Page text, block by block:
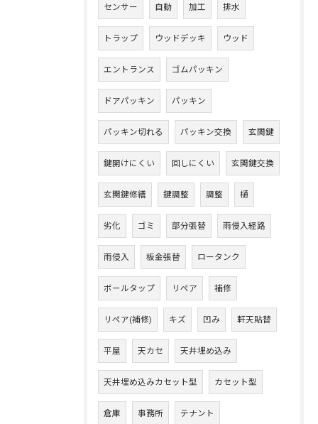
センサー 自動 加工 排水
トラップ ウッドデッキ ウッド
エントランス ゴムパッキン
ドアパッキン パッキン
パッキン切れる パッキン交換 玄関鍵
鍵開けにくい 回しにくい 玄関鍵交換
玄関鍵修繕 鍵調整 調整 樋
劣化 ゴミ 部分張替 雨侵入経路
雨侵入 板金張替 ロータンク
ボールタップ リペア 補修
リペア(補修) キズ 凹み 軒天貼替
平屋 天カセ 天井埋め込み
天井埋め込みカセット型 カセット型
倉庫 事務所 テナント